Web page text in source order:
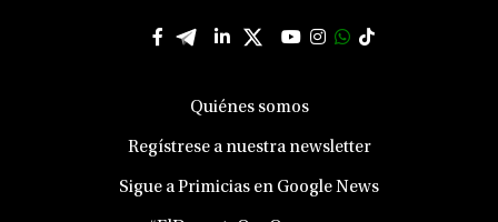
Quiénes somos
Regístrese a nuestra newsletter
Sigue a Primicias en Google News